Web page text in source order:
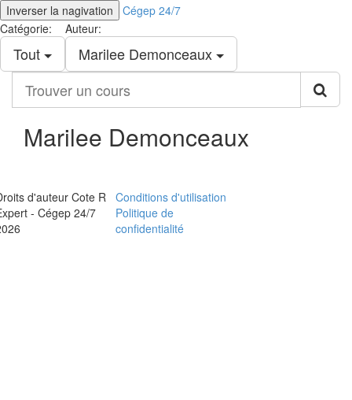
Inverser la nagivation
Cégep 24/7
Catégorie:
Tout
Auteur:
Marilee Demonceaux
cours
Marilee Demonceaux
d'auteur Cote R
- Cégep 24/7
Conditions d'utilisation
Politique de
confidentialité